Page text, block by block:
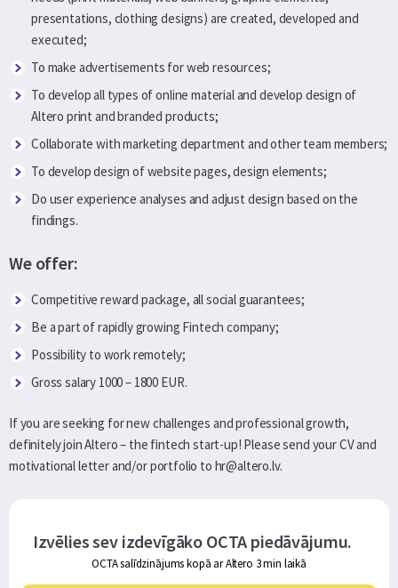
presentations, clothing designs) are created, developed and
executed;
To make advertisements for web resources;
To develop all types of online material and develop design of
Altero print and branded products;
Collaborate with marketing department and other team members;
To develop design of website pages, design elements;
Do user experience analyses and adjust design based on the
findings.
We offer:
Competitive reward package, all social guarantees;
Be a part of rapidly growing Fintech company;
Possibility to work remotely;
Gross salary 1000 – 1800 EUR.
If you are seeking for new challenges and professional growth,
definitely join Altero – the fintech start-up! Please send your CV and
motivational letter and/or portfolio to hr@altero.lv.
Izvēlies sev izdevīgāko OCTA piedāvājumu.
OCTA salīdzinājums kopā ar Altero 3 min laikā